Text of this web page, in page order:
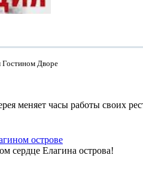
Гостином Дворе
меняет часы работы своих
острове
сердце Елагина острова!